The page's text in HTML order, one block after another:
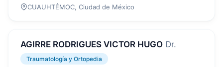
CUAUHTÉMOC, Ciudad de México
AGIRRE RODRIGUES VICTOR HUGO Dr.
Traumatología y Ortopedia